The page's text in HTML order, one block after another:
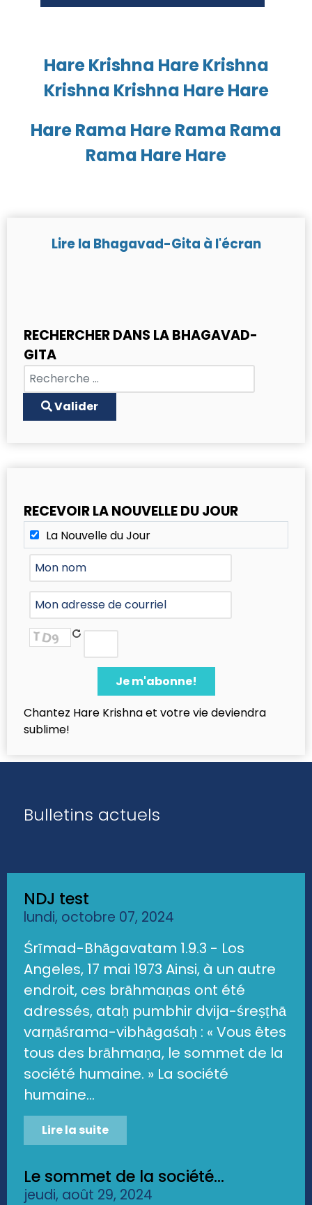
Hare Krishna Hare Krishna
Krishna Krishna Hare Hare
Hare Rama Hare Rama Rama
Rama Hare Hare
Lire la Bhagavad-Gita à l'écran
RECHERCHER DANS LA BHAGAVAD-
GITA
Chercher
Type 2 or more characters for results.
Valider
RECEVOIR LA NOUVELLE DU JOUR
La Nouvelle du Jour
Chantez Hare Krishna et votre vie deviendra
sublime!
Bulletins actuels
NDJ test
lundi, octobre 07, 2024
Śrīmad-Bhāgavatam 1.9.3 - Los
Angeles, 17 mai 1973 Ainsi, à un autre
endroit, ces brāhmaṇas ont été
adressés, ataḥ pumbhir dvija-śreṣṭhā
varṇāśrama-vibhāgaśaḥ : « Vous êtes
tous des brāhmaṇa, le sommet de la
société humaine. » La société
humaine...
Lire la suite
Le sommet de la société...
jeudi, août 29, 2024